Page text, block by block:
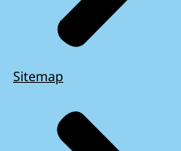
Sitemap